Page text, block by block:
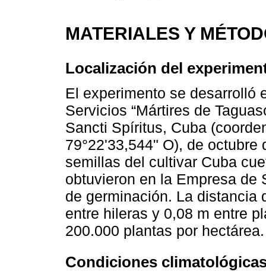
MATERIALES Y
Localización del
El experimento se desarrolló
Servicios “Mártires de
Sancti Spíritus, Cuba
79°22'33,544" O), de
semillas del cultivar Cuba
obtuvieron en la Empresa de
de germinación. La distancia
entre hileras y 0,08 m entre
200.000 plantas por hectárea.
Condiciones